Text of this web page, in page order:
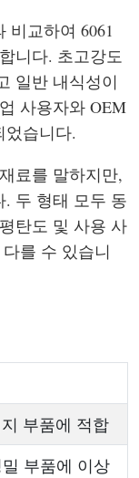
비교하여 6061
니다. 초고강도
일반 내식성이
사용자와 OEM
습니다.
료를 말하지만,
두 형태 모두 동
탄도 및 사용 사
를 수 있습니
부품에 적합
부품에 이상